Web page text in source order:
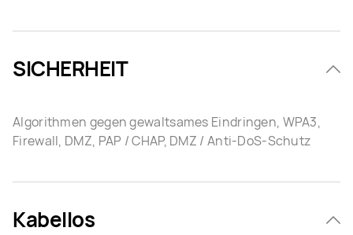
SICHERHEIT
Algorithmen gegen gewaltsames Eindringen, WPA3,
Firewall, DMZ, PAP / CHAP, DMZ / Anti-DoS-Schutz
Kabellos